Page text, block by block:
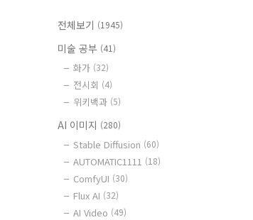
전체보기 (1945)
미술 공부 (41)
화가 (32)
전시회 (4)
위키백과 (5)
AI 이미지 (280)
Stable Diffusion (60)
AUTOMATIC1111 (18)
ComfyUI (30)
Flux AI (32)
AI Video (49)